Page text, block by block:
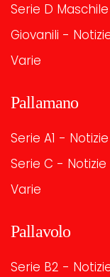
Serie D Maschile
Giovanili -
Varie
Pallamano
Serie A1 - Notizie
Serie C - Notizie
Varie
Pallavolo
Serie B2 -